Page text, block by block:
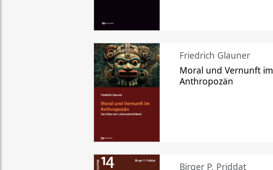
Friedrich Glauner
Moral und Vernunft im
Anthropozän
Birger P. Priddat